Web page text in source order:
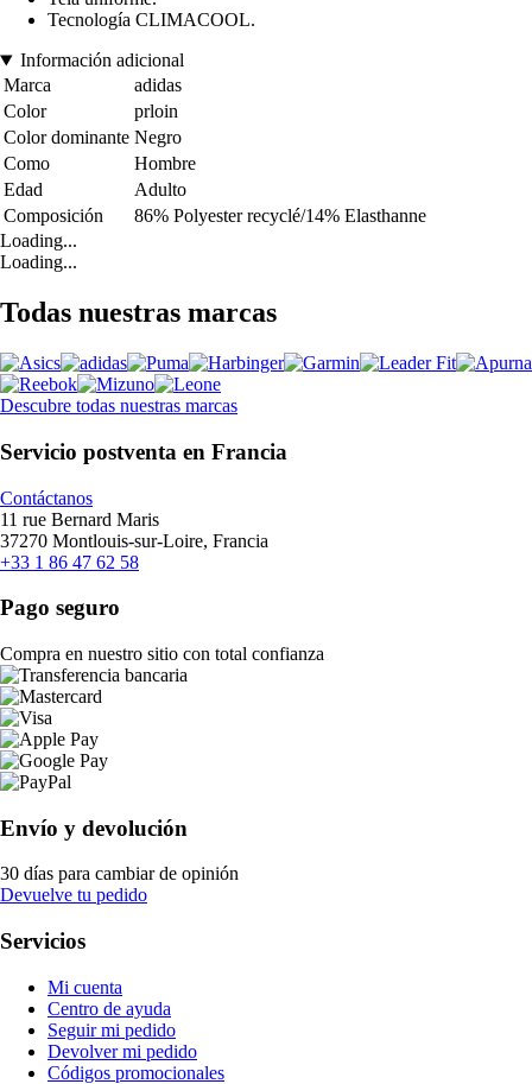
Tecnología CLIMACOOL.
Información adicional
Marca
adidas
Color
prloin
Color dominante Negro
Como
Hombre
Edad
Adulto
Composición
86% Polyester recyclé/14% Elasthanne
Loading...
Loading...
Todas nuestras marcas
Descubre todas nuestras marcas
Servicio postventa en Francia
Contáctanos
11 rue Bernard Maris
37270 Montlouis-sur-Loire, Francia
+33 1 86 47 62 58
Pago seguro
Compra en nuestro sitio con total confianza
Envío y devolución
30 días para cambiar de opinión
Devuelve tu pedido
Servicios
Mi cuenta
Centro de ayuda
Seguir mi pedido
Devolver mi pedido
Códigos promocionales